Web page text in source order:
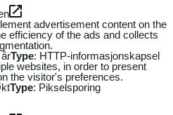
advertisement content on the
efficiency of the ads and collects
Type: HTTP-informasjonskapsel
websites, in order to present
the visitor's preferences.
Type: Pikselsporing